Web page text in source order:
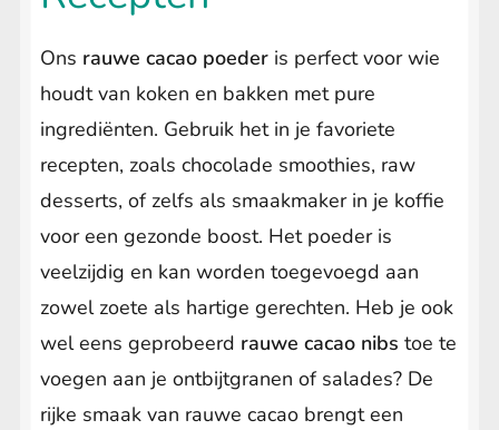
Ons rauwe cacao poeder is perfect voor wie
houdt van koken en bakken met pure
ingrediënten. Gebruik het in je favoriete
recepten, zoals chocolade smoothies, raw
desserts, of zelfs als smaakmaker in je koffie
voor een gezonde boost. Het poeder is
veelzijdig en kan worden toegevoegd aan
zowel zoete als hartige gerechten. Heb je ook
wel eens geprobeerd rauwe cacao nibs toe te
voegen aan je ontbijtgranen of salades? De
rijke smaak van rauwe cacao brengt een